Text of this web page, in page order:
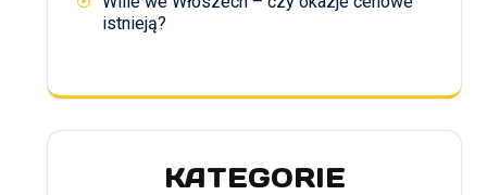
istnieją?
KATEGORIE